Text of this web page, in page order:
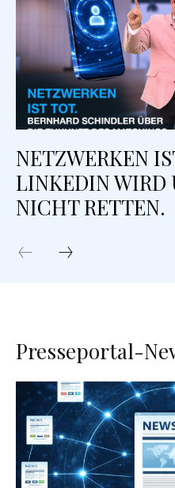
NETZWERKEN
LINKEDIN WIRD
NICHT RETTEN.
Presseportal-